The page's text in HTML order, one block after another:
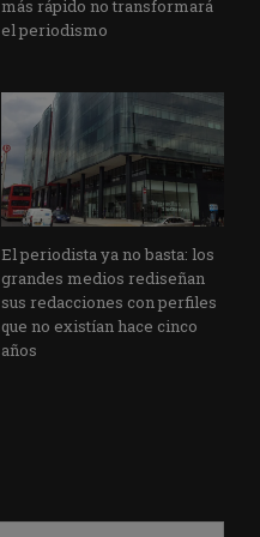
más rápido no transformará
el periodismo
El periodista ya no basta: los
grandes medios rediseñan
sus redacciones con perfiles
que no existían hace cinco
años